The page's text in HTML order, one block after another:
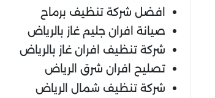
افضل شركة تنظيف برماح
صيانة افران جليم غاز بالرياض
شركة تنظيف افران غاز بالرياض
تصليح افران شرق الرياض
شركة تنظيف شمال الرياض